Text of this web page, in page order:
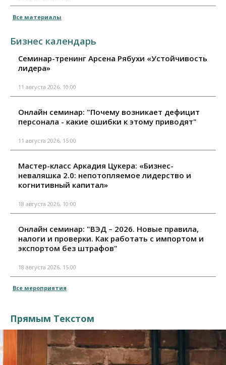
Все материалы
Бизнес календарь
Семинар-тренинг Арсена Рябухи «Устойчивость
лидера»
11 августа 2026, 10:00
Онлайн семинар: "Почему возникает дефицит
персонала - какие ошибки к этому приводят"
11 августа 2026, 15:00
Мастер-класс Аркадия Цукера: «Бизнес-
неваляшка 2.0: непотопляемое лидерство и
когнитивный капитал»
18 августа 2026, 10:00
Онлайн семинар: "ВЭД – 2026. Новые правила,
налоги и проверки. Как работать с импортом и
экспортом без штрафов"
18 августа 2026, 15:00
Все мероприятия
Прямым Текстом